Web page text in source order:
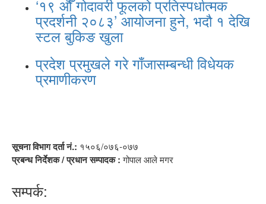
‘१९ औँ गोदावरी फूलको प्रतिस्पर्धात्मक
प्रदर्शनी २०८३’ आयोजना हुने, भदौ १ देखि
स्टल बुकिङ खुला
प्रदेश प्रमुखले गरे गाँजासम्बन्धी विधेयक
प्रमाणीकरण
सूचना विभाग दर्ता नं.: १५०६/०७६-०७७
प्रबन्ध निर्देशक / प्रधान सम्पादक :गोपाल आले मगर
सम्पर्क: